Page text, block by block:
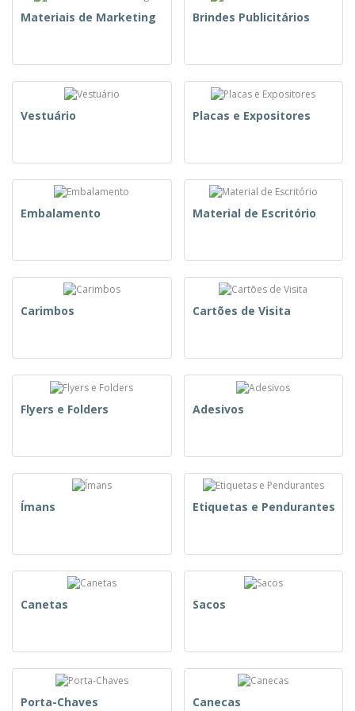
Materiais de Marketing Brindes Publicitários
Vestuário Placas e Expositores
Embalamento Material de Escritório
Carimbos Cartões de Visita
Flyers e Folders Adesivos
Ímans Etiquetas e Pendurantes
Canetas Sacos
Porta-Chaves Canecas